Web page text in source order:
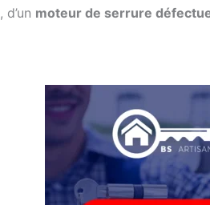
, d’un moteur de serrure